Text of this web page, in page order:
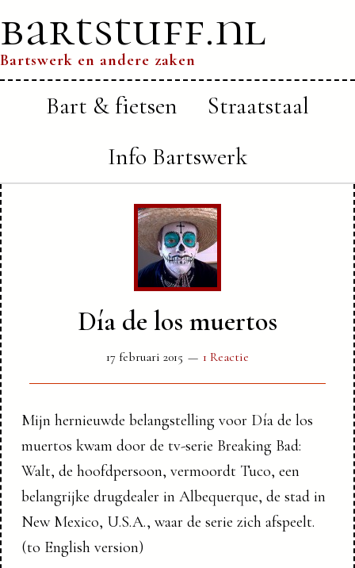
bartstuff.nl
Bartswerk en andere zaken
Bart & fietsen
Straatstaal
Info Bartswerk
Día de los muertos
17 februari 2015 1 Reactie
Mijn hernieuwde belangstelling voor Día de los
muertos kwam door de tv-serie Breaking Bad:
Walt, de hoofdpersoon, vermoordt Tuco, een
belangrijke drugdealer in Albequerque, de stad in
New Mexico, U.S.A., waar de serie zich afspeelt.
(to English version)